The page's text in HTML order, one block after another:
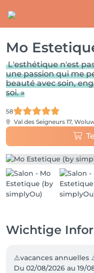
Mo
L'esthétique n'est
une passion qui me
beauté avec soin,
soi. »
58
Val des Seigneurs 17,
Wichtige
⚠️vacances annuelles
Du 02/08/2026 au 19/